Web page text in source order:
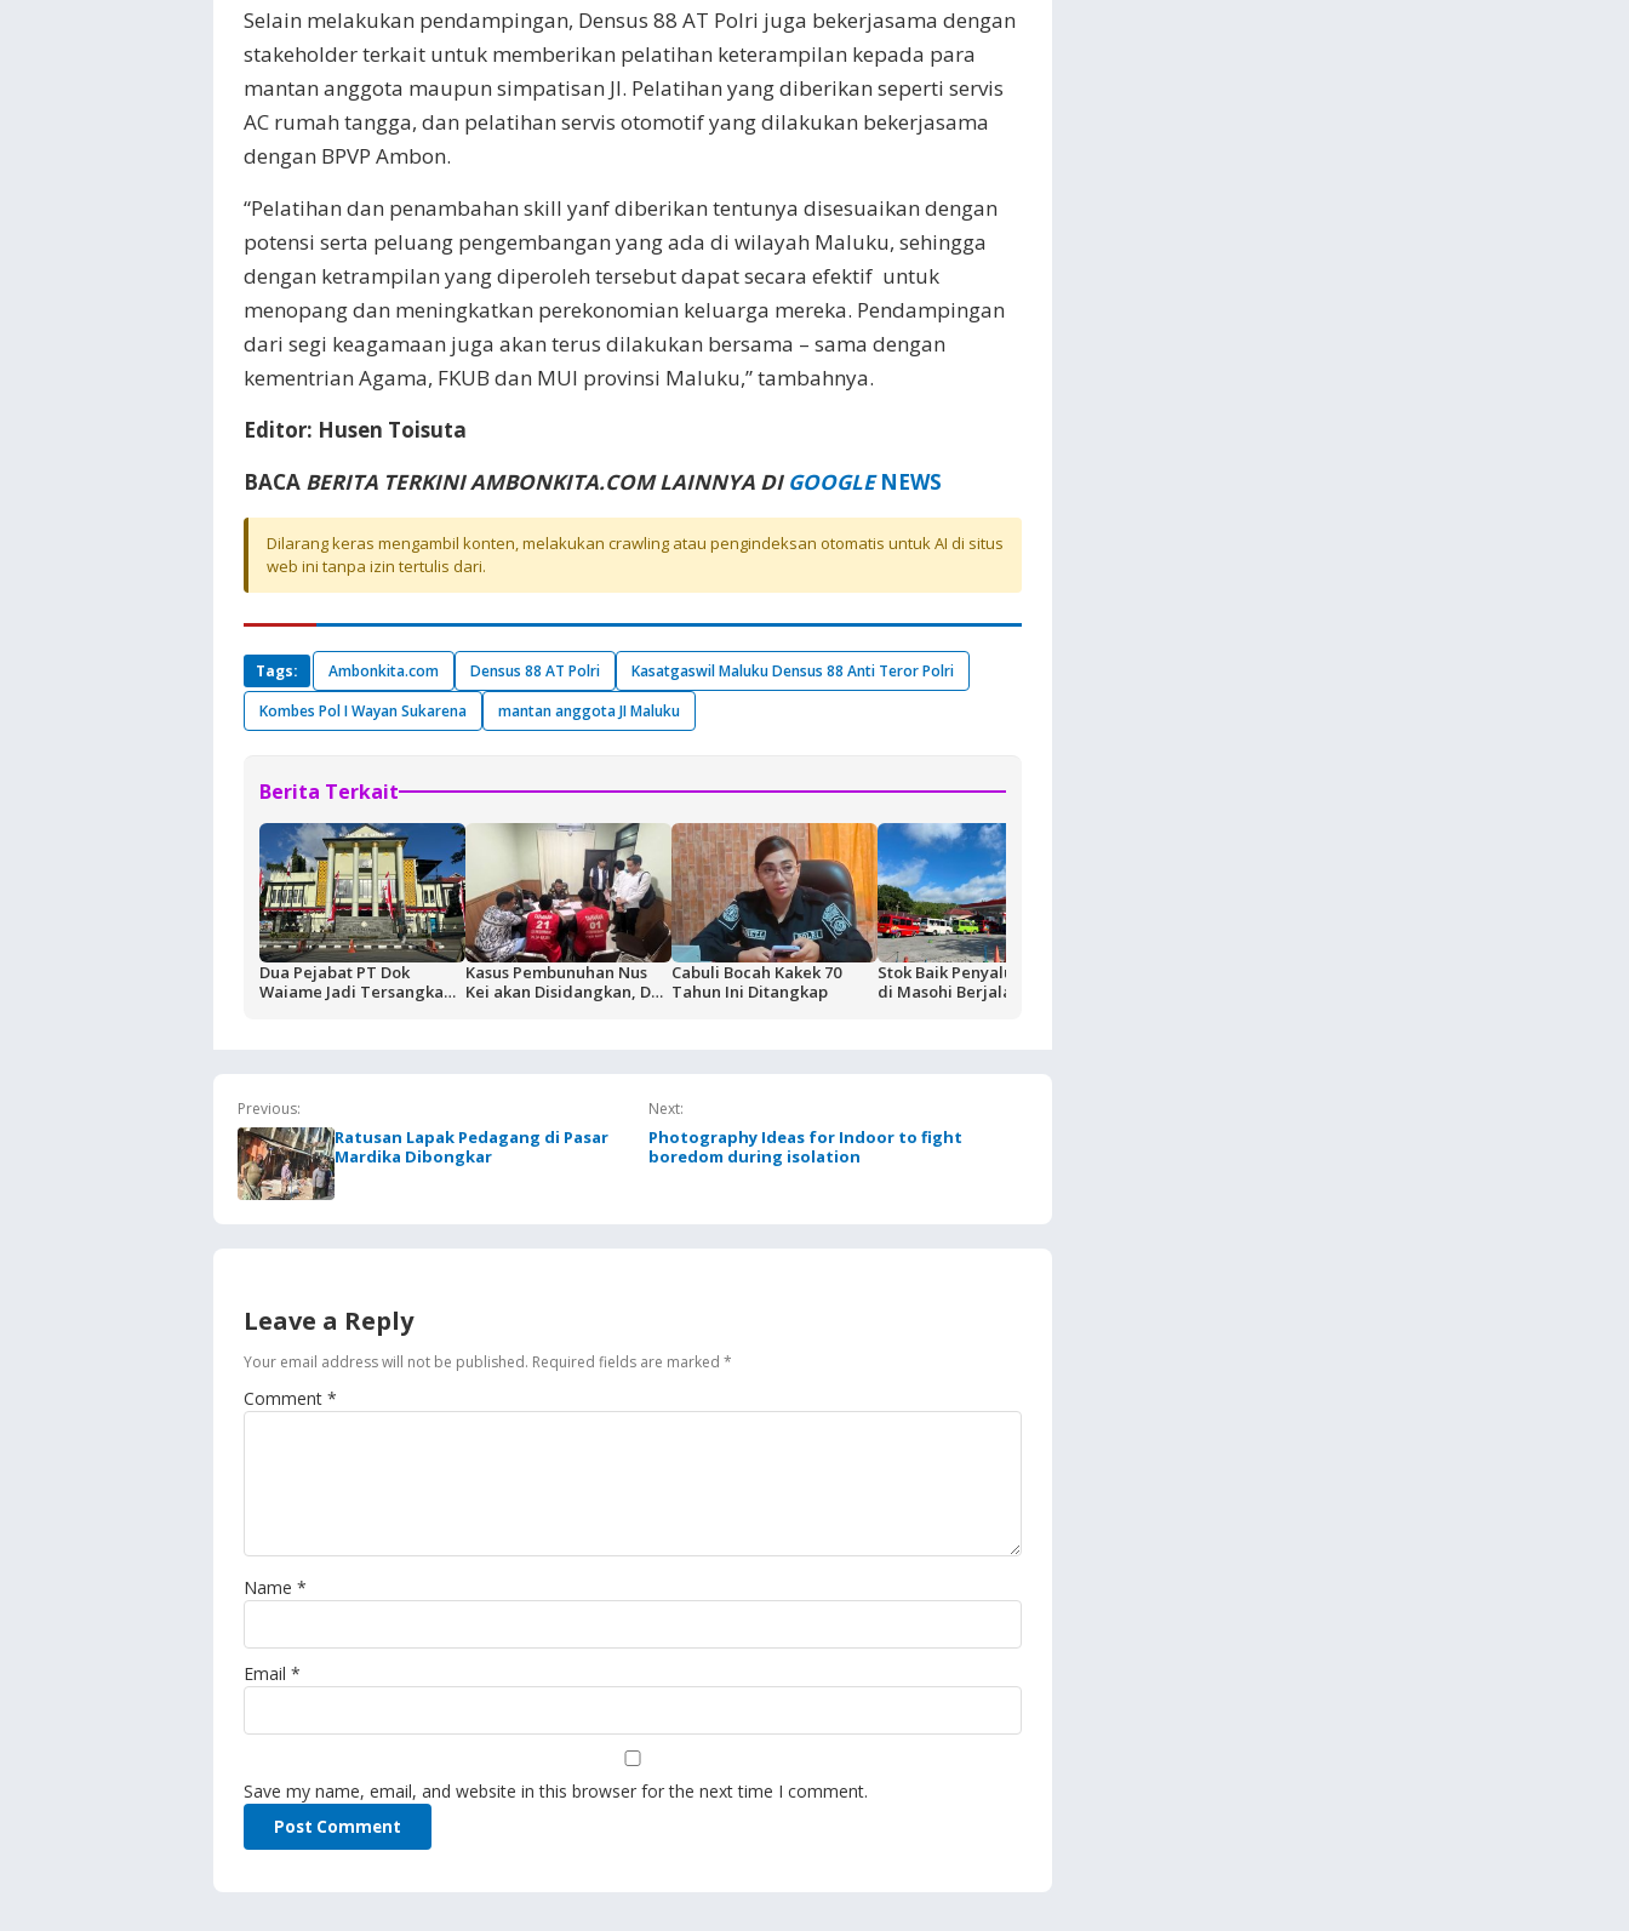
Selain melakukan pendampingan, Densus 88 AT Polri juga bekerjasama dengan
stakeholder terkait untuk memberikan pelatihan keterampilan kepada para
mantan anggota maupun simpatisan JI. Pelatihan yang diberikan seperti servis
AC rumah tangga, dan pelatihan servis otomotif yang dilakukan bekerjasama
dengan BPVP Ambon.
“Pelatihan dan penambahan skill yanf diberikan tentunya disesuaikan dengan
potensi serta peluang pengembangan yang ada di wilayah Maluku, sehingga
dengan ketrampilan yang diperoleh tersebut dapat secara efektif untuk
menopang dan meningkatkan perekonomian keluarga mereka. Pendampingan
dari segi keagamaan juga akan terus dilakukan bersama – sama dengan
kementrian Agama, FKUB dan MUI provinsi Maluku,” tambahnya.
Editor: Husen Toisuta
BACA BERITA TERKINI AMBONKITA.COM LAINNYA DI GOOGLE NEWS
Dilarang keras mengambil konten, melakukan crawling atau pengindeksan otomatis untuk AI di situs
web ini tanpa izin tertulis dari.
Tags: Ambonkita.com Densus 88 AT Polri
Kasatgaswil Maluku Densus 88 Anti Teror Polri
Kombes Pol I Wayan Sukarena
mantan anggota JI Maluku
Berita Terkait
Dua Pejabat PT Dok
Waiame Jadi Tersangka
Kasus Pembunuhan Nus
Kei akan Disidangkan, Dua
Cabuli Bocah Kakek 70
Tahun Ini Ditangkap
Stok Baik Penyaluran BBM
di Masohi Berjalan Normal
Previous:
Ratusan Lapak Pedagang di Pasar
Mardika Dibongkar
Next:
Photography Ideas for Indoor to fight
boredom during isolation
Leave a Reply
Your email address will not be published. Required fields are marked *
Comment *
Name *
Email *
Save my name, email, and website in this browser for the next time I comment.